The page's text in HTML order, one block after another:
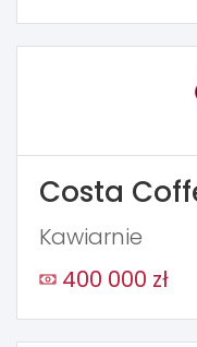
Costa
Kawiarnie
400 000 zł